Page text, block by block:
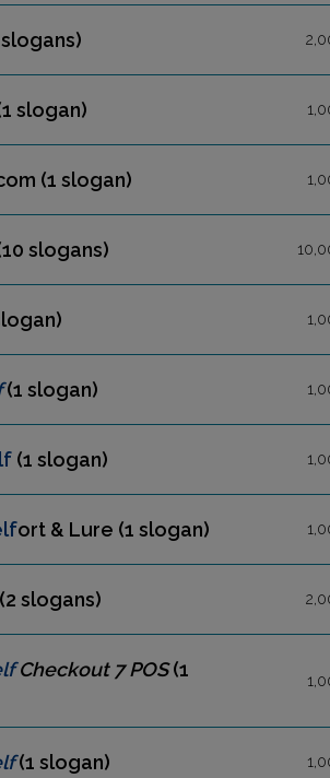
slogan)
(1 slogan)
slogans)
(1 slogan)
(1 slogan)
ort & Lure (1 slogan)
(2 slogans)
Checkout 7 POS(1
(1 slogan)